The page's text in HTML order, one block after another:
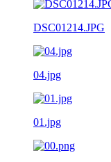
DSC01214.JPG
04.jpg
01.jpg